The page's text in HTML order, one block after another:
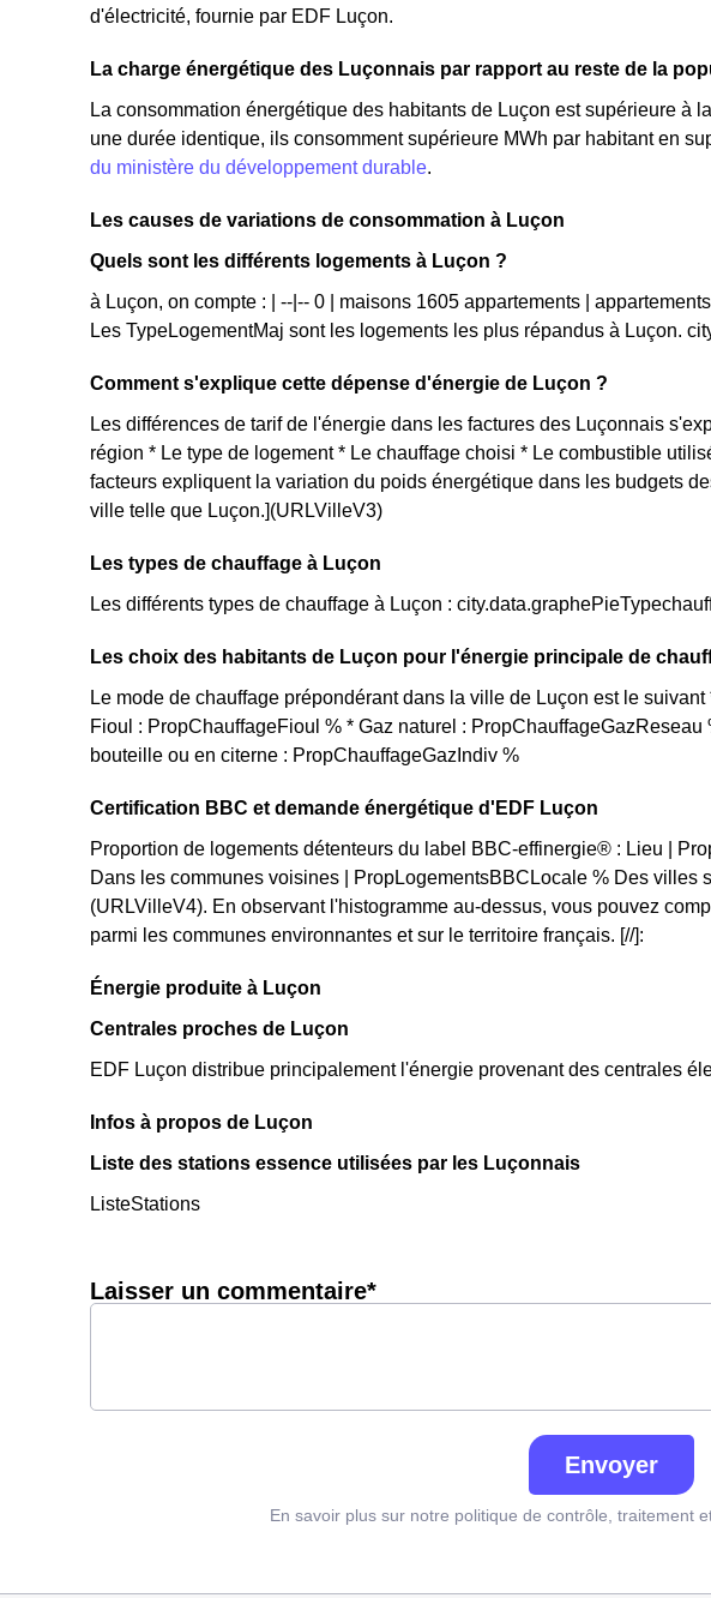
d'électricité, fournie par EDF Luçon.
La charge énergétique des Luçonnais par rapport au reste de la
La consommation énergétique des habitants de Luçon est supérieure à
une durée identique, ils consomment supérieure MWh par habitant en
du ministère du développement durable.
Les causes de variations de consommation à Luçon
Quels sont les différents logements à Luçon ?
à Luçon, on compte : | --|-- 0 | maisons 1605 appartements | appartements
Les TypeLogementMaj sont les logements les plus répandus à Luçon.
Comment s'explique cette dépense d'énergie de Luçon ?
Les différences de tarif de l'énergie dans les factures des Luçonnais
région * Le type de logement * Le chauffage choisi * Le combustible
facteurs expliquent la variation du poids énergétique dans les budgets
ville telle que Luçon.](URLVilleV3)
Les types de chauffage à Luçon
Les différents types de chauffage à Luçon :
Les choix des habitants de Luçon pour l'énergie principale de
Le mode de chauffage prépondérant dans la ville de Luçon est le
Fioul : PropChauffageFioul % * Gaz naturel :
bouteille ou en citerne : PropChauffageGazIndiv %
Certification BBC et demande énergétique d'EDF Luçon
Proportion de logements détenteurs du label BBC-effinergie® : Lieu |
Dans les communes voisines | PropLogementsBBCLocale % Des villes
(URLVilleV4). En observant l'histogramme au-dessus, vous pouvez
parmi les communes environnantes et sur le territoire français. [//]:
Énergie produite à Luçon
Centrales proches de Luçon
EDF Luçon distribue principalement l'énergie provenant des centrales
Infos à propos de Luçon
Liste des stations essence utilisées par les Luçonnais
ListeStations
Laisser un commentaire*
Envoyer
En savoir plus sur notre politique de contrôle, traitement